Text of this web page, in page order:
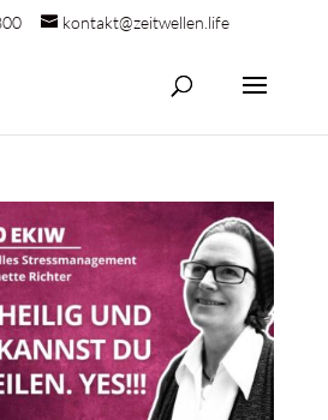
kontakt@zeitwellen.life